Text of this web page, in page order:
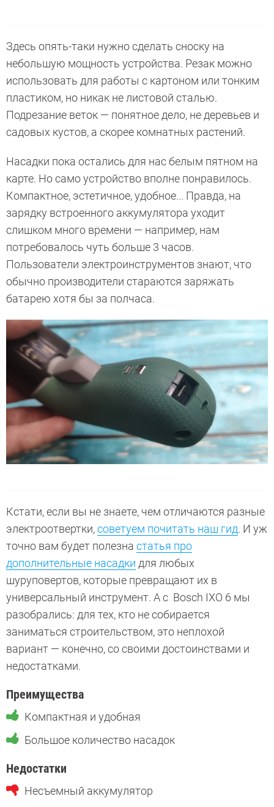
Здесь опять-таки нужно сделать сноску на
небольшую мощность устройства. Резак можно
использовать для работы с картоном или тонким
пластиком, но никак не листовой сталью.
Подрезание веток — понятное дело, не деревьев и
садовых кустов, а скорее комнатных растений.
Насадки пока остались для нас белым пятном на
карте. Но само устройство вполне понравилось.
Компактное, эстетичное, удобное... Правда, на
зарядку встроенного аккумулятора уходит
слишком много времени — например, нам
потребовалось чуть больше 3 часов.
Пользователи электроинструментов знают, что
обычно производители стараются заряжать
батарею хотя бы за полчаса.
Кстати, если вы не знаете, чем отличаются разные
электроотвертки,советуем почитать наш гид. И уж
точно вам будет полезна статья про
дополнительные насадки для любых
шуруповертов, которые превращают их в
универсальный инструмент. А с Bosch IXO 6 мы
разобрались: для тех, кто не собирается
заниматься строительством, это неплохой
вариант — конечно, со своими достоинствами и
недостатками.
Преимущества
Компактная и удобная
Большое количество насадок
Недостатки
Несъемный аккумулятор